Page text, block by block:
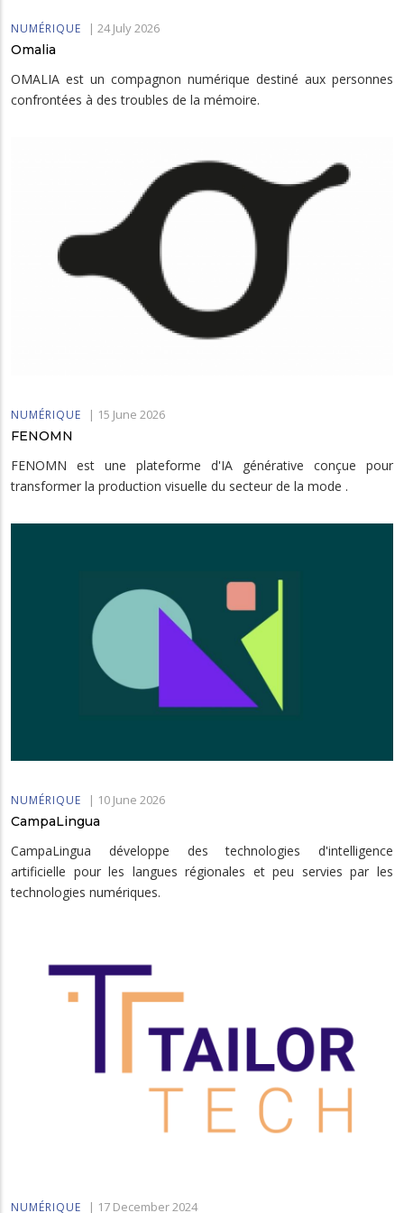
NUMÉRIQUE | 24 July 2026
Omalia
OMALIA est un compagnon numérique destiné aux personnes
confrontées à des troubles de la mémoire.
NUMÉRIQUE | 15 June 2026
FENOMN
FENOMN est une plateforme d'IA générative conçue pour
transformer la production visuelle du secteur de la mode .
NUMÉRIQUE | 10 June 2026
CampaLingua
CampaLingua développe des technologies d'intelligence
artificielle pour les langues régionales et peu servies par les
technologies numériques.
NUMÉRIQUE | 17 December 2024